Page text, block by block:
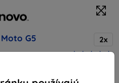
G5
2x